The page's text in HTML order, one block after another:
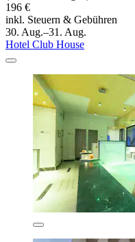
196 €
inkl. Steuern & Gebühren
30. Aug.–31. Aug.
Hotel Club House